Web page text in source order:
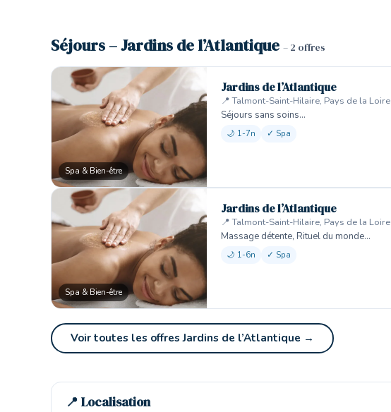
Séjours – Jardins de l’Atlantique – 2 offres
Spa & Bien-être
Jardins de l’Atlantique
📍 Talmont-Saint-Hilaire, Pays de la Loire
Séjours sans soins…
🌙 1-7n ✓ Spa
Spa & Bien-être
Jardins de l’Atlantique
📍 Talmont-Saint-Hilaire, Pays de la Loire
Massage détente, Rituel du monde…
🌙 1-6n ✓ Spa
Voir toutes les offres Jardins de l’Atlantique →
📍 Localisation